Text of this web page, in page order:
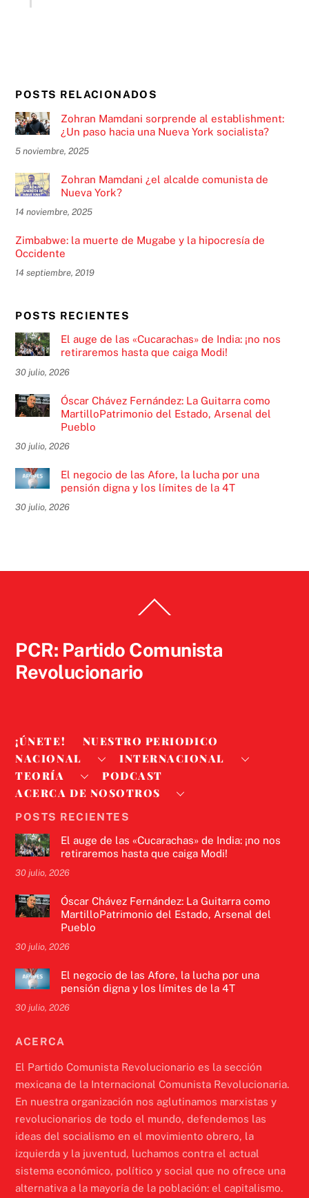
POSTS RELACIONADOS
Zohran Mamdani sorprende al establishment:
¿Un paso hacia una Nueva York socialista?
5 noviembre, 2025
Zohran Mamdani ¿el alcalde comunista de
Nueva York?
14 noviembre, 2025
Zimbabwe: la muerte de Mugabe y la hipocresía de
Occidente
14 septiembre, 2019
POSTS RECIENTES
El auge de las «Cucarachas» de India: ¡no nos
retiraremos hasta que caiga Modi!
30 julio, 2026
Óscar Chávez Fernández: La Guitarra como
MartilloPatrimonio del Estado, Arsenal del
Pueblo
30 julio, 2026
El negocio de las Afore, la lucha por una
pensión digna y los límites de la 4T
30 julio, 2026
To
PCR: Partido Comunista
Revolucionario
¡ÚNETE!
NUESTRO PERIODICO
NACIONAL
INTERNACIONAL
TEORÍA
PODCAST
ACERCA DE NOSOTROS
POSTS RECIENTES
El auge de las «Cucarachas» de India: ¡no nos
retiraremos hasta que caiga Modi!
30 julio, 2026
Óscar Chávez Fernández: La Guitarra como
MartilloPatrimonio del Estado, Arsenal del
Pueblo
30 julio, 2026
El negocio de las Afore, la lucha por una
pensión digna y los límites de la 4T
30 julio, 2026
ACERCA
El Partido Comunista Revolucionario es la sección
mexicana de la Internacional Comunista Revolucionaria.
En nuestra organización nos aglutinamos marxistas y
revolucionarios de todo el mundo, defendemos las
ideas del socialismo en el movimiento obrero, la
izquierda y la juventud, luchamos contra el actual
sistema económico, político y social que no ofrece una
alternativa a la mayoría de la población: el capitalismo.